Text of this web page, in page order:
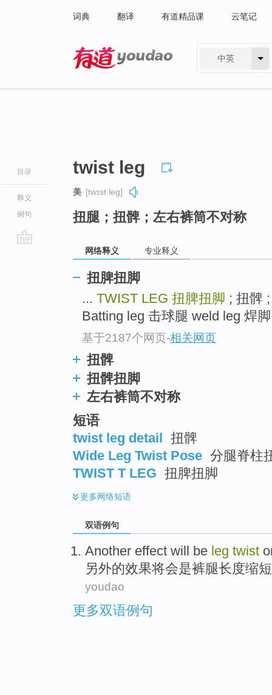
词典 翻译 有道精品课 云笔记
中英
目录
释义
例句
twist leg
美 [twɪst leɡ]
扭腿；扭髀；左右裤筒不对称
网络释义 专业释义
扭脾扭脚
... TWIST LEG 扭脾扭脚 ; 扭髀
Batting leg 击球腿 weld leg 焊
基于2187个网页-相关网页
扭髀
扭髀扭脚
左右裤筒不对称
短语
twist leg detail 扭髀
Wide Leg Twist Pose 分腿脊柱
TWIST T LEG 扭脾扭脚
更多网络短语
双语例句
Another effect will be leg twist
另外的效果将会是裤腿长度缩
youdao
更多双语例句